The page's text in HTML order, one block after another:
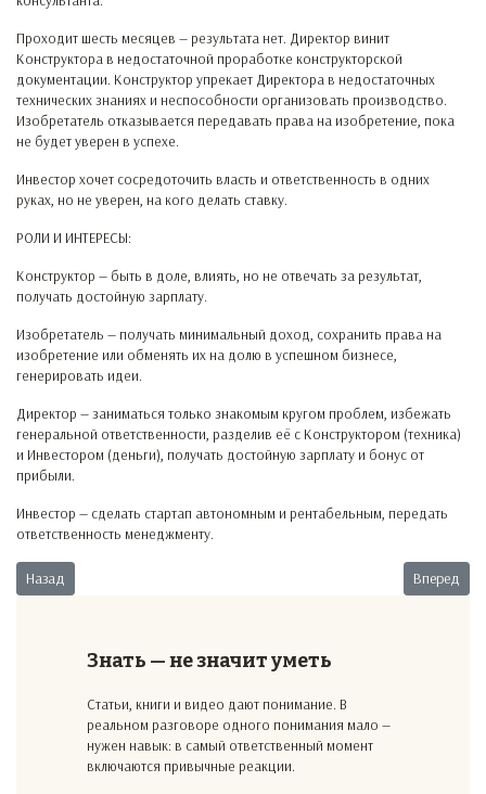
Проходит шесть месяцев — результата нет. Директор винит
Конструктора в недостаточной проработке конструкторской
документации. Конструктор упрекает Директора в недостаточных
технических знаниях и неспособности организовать производство.
Изобретатель отказывается передавать права на изобретение, пока
не будет уверен в успехе.
Инвестор хочет сосредоточить власть и ответственность в одних
руках, но не уверен, на кого делать ставку.
РОЛИ И ИНТЕРЕСЫ:
Конструктор — быть в доле, влиять, но не отвечать за результат,
получать достойную зарплату.
Изобретатель — получать минимальный доход, сохранить права на
изобретение или обменять их на долю в успешном бизнесе,
генерировать идеи.
Директор — заниматься только знакомым кругом проблем, избежать
генеральной ответственности, разделив её с Конструктором (техника)
и Инвестором (деньги), получать достойную зарплату и бонус от
прибыли.
Инвестор — сделать стартап автономным и рентабельным, передать
ответственность менеджменту.
Предыдущий: Проект на стадии завершения
Назад Вперед
Знать — не значит уметь
Статьи, книги и видео дают понимание. В
реальном разговоре одного понимания мало —
нужен навык: в самый ответственный момент
включаются привычные реакции.